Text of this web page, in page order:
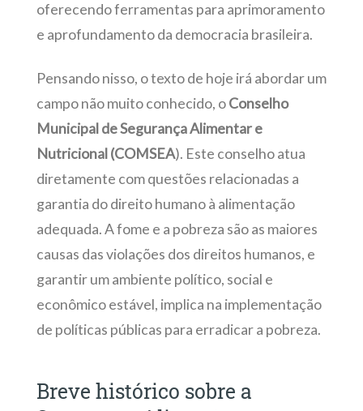
oferecendo ferramentas para aprimoramento
e aprofundamento da democracia brasileira.
Pensando nisso, o texto de hoje irá abordar um
campo não muito conhecido, oConselho
Municipal de Segurança Alimentar e
Nutricional (COMSEA). Este conselho atua
diretamente com questões relacionadas a
garantia do direito humano à alimentação
adequada. A fome e a pobreza são as maiores
causas das violações dos direitos humanos, e
garantir um ambiente político, social e
econômico estável, implica na implementação
de políticas públicas para erradicar a pobreza.
Breve histórico sobre a